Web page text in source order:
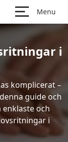
Menu
i
komplicerat –
guide och
och
i